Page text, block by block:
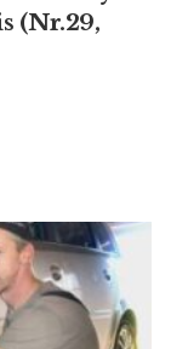
(Nr.29,